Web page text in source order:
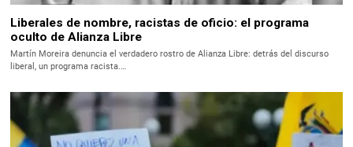
Liberales de nombre, racistas de oficio: el programa
oculto de Alianza Libre
Martín Moreira denuncia el verdadero rostro de Alianza Libre: detrás del discurso
liberal, un programa racista.…